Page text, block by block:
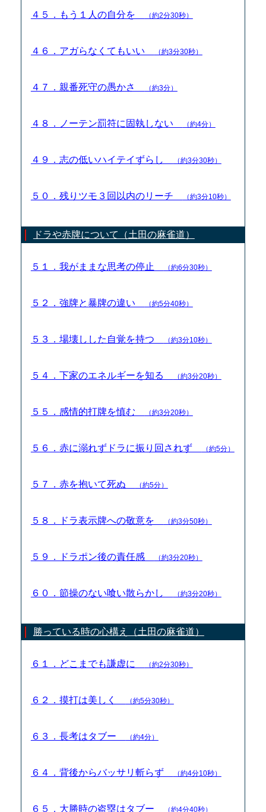
４５．もう１人の自分を （約2分30秒）
４６．アガらなくてもいい （約3分30秒）
４７．親番死守の愚かさ （約3分）
４８．ノーテン罰符に固執しない （約4分）
４９．志の低いハイテイずらし （約3分30秒）
５０．残りツモ３回以内のリーチ （約3分10秒）
ドラや赤牌について（土田の麻雀道）
５１．我がままな思考の停止 （約6分30秒）
５２．強牌と暴牌の違い （約5分40秒）
５３．場壊しした自覚を持つ （約3分10秒）
５４．下家のエネルギーを知る （約3分20秒）
５５．感情的打牌を慎む （約3分20秒）
５６．赤に溺れずドラに振り回されず （約5分）
５７．赤を抱いて死ぬ （約5分）
５８．ドラ表示牌への敬意を （約3分50秒）
５９．ドラポン後の責任感 （約3分20秒）
６０．節操のない喰い散らかし （約3分20秒）
勝っている時の心構え（土田の麻雀道）
６１．どこまでも謙虚に （約2分30秒）
６２．摸打は美しく （約5分30秒）
６３．長考はタブー （約4分）
６４．背後からバッサリ斬らず （約4分10秒）
６５．大勝時の盗塁はタブー （約4分40秒）